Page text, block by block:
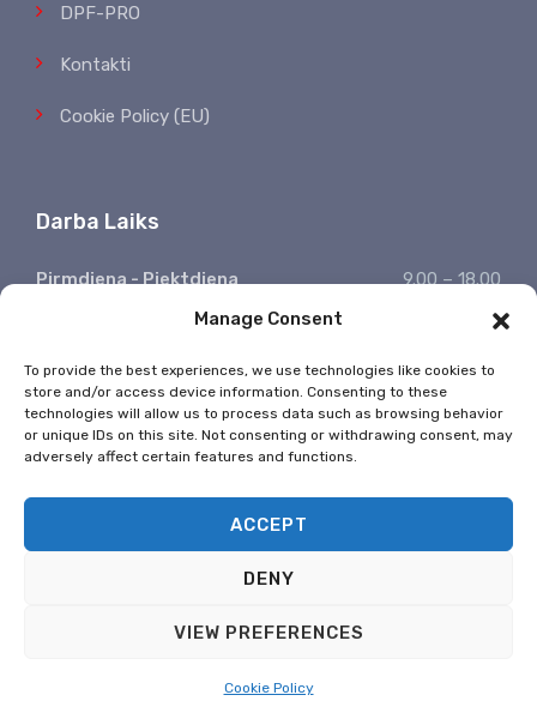
Manage Consent
To provide the best experiences, we use technologies like cookies to
store and/or access device information. Consenting to these
technologies will allow us to process data such as browsing behavior
or unique IDs on this site. Not consenting or withdrawing consent, may
adversely affect certain features and functions.
ACCEPT
DENY
VIEW PREFERENCES
Cookie Policy
DPF-PRO
Kontakti
Cookie Policy (EU)
Darba Laiks
Pirmdiena - Piektdiena
9.00 – 18.00
Sestdiena, Svētdiena
Atpūšamies
Ziņojumu saņemšana
24/7
* Valsts svētkos nestrādājam
200 900 55 , All Rights Reserved.